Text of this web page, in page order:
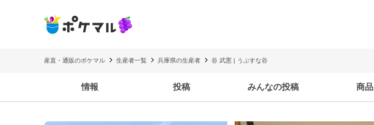
産直・通販のポケマル 生産者一覧 兵庫県の生産者 谷 武憲 | うぶすな谷
情報 投稿 みんなの投稿 商品